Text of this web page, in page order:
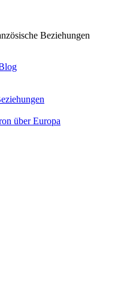
Beziehungen
über Europa